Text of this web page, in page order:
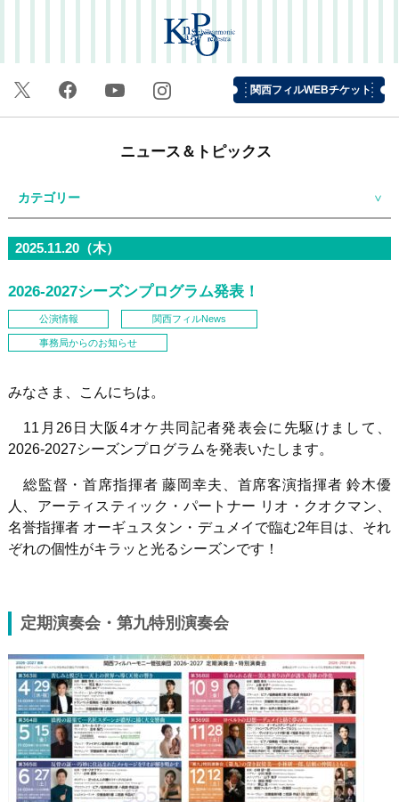
関西フィルWEBチケット
ニュース＆トピックス
カテゴリー
2025.11.20（木）
2026-2027シーズンプログラム発表！
公演情報 関西フィルNews
事務局からのお知らせ
みなさま、こんにちは。
11月 26 日大阪 4オケ共同記者発表会に先駆けまして、
2026-2027シーズンプログラムを発表いたします。
総監督・首席指揮者 藤岡幸夫、首席客演指揮者 鈴木優
人、アーティスティック・パートナー リオ・クオクマン、
名誉指揮者 オーギュスタン・デュメイで臨む2年目は、それ
ぞれの個性がキラッと光るシーズンです！
定期演奏会・第九特別演奏会